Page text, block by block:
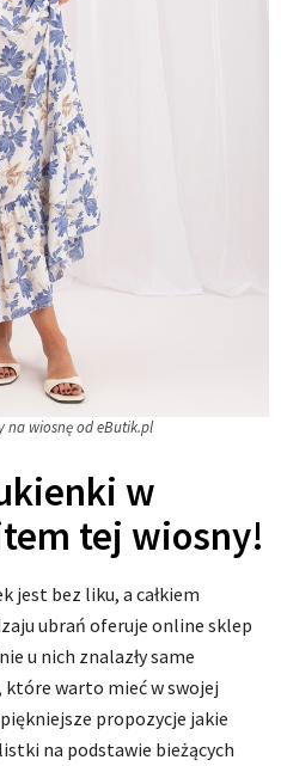
na wiosnę od eButik.pl
w
tej wiosny!
jest bez liku, a całkiem
ubrań oferuje online sklep
u nich znalazły same
warto mieć w swojej
propozycje jakie
na podstawie bieżących